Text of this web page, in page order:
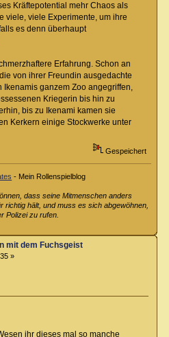
Kräftepotential mehr Chaos als
viele, viele Experimente, um ihre
es denn überhaupt
Erfahrung. Schon an
von ihrer Freundin ausgedachte
ganzem Zoo angegriffen,
Kriegerin bis hin zu
bis zu Ikenami kamen sie
Kerkern einige Stockwerke unter
Gespeichert
- Mein Rollenspielblog
dass seine Mitmenschen anders
richtig hält, und muss es sich abgewöhnen,
Polizei zu rufen.
mit dem Fuchsgeist
»
ihr dieses mal so manche